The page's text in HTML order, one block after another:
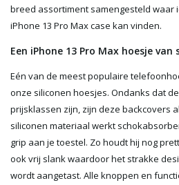
breed assortiment samengesteld waar
iPhone 13 Pro Max case kan vinden.
Een iPhone 13 Pro Max hoesje van
Eén van de meest populaire
onze siliconen hoesjes. Ondanks dat
prijsklassen zijn, zijn deze backcovers
siliconen materiaal werkt
grip aan je toestel. Zo houdt hij nog
ook vrij slank waardoor het strakke
wordt aangetast. Alle knoppen en